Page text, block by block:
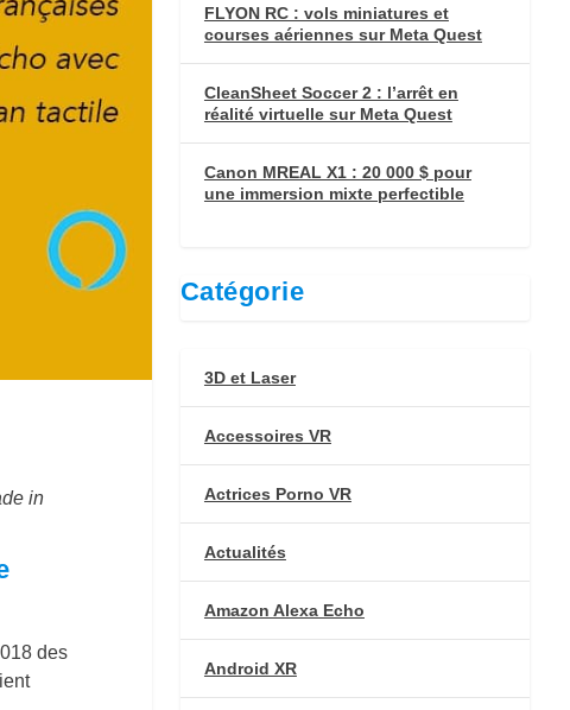
in
des
FLYON RC : vols miniatures et
courses aériennes sur Meta Quest
CleanSheet Soccer 2 : l’arrêt en
réalité virtuelle sur Meta Quest
Canon MREAL X1 : 20 000 $ pour
une immersion mixte perfectible
Catégorie
3D et Laser
Accessoires VR
Actrices Porno VR
Actualités
Amazon Alexa Echo
Android XR